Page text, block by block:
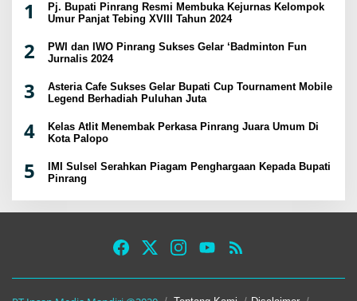
1
Pj. Bupati Pinrang Resmi Membuka Kejurnas Kelompok
Umur Panjat Tebing XVIII Tahun 2024
2
PWI dan IWO Pinrang Sukses Gelar ‘Badminton Fun
Jurnalis 2024
3
Asteria Cafe Sukses Gelar Bupati Cup Tournament Mobile
Legend Berhadiah Puluhan Juta
4
Kelas Atlit Menembak Perkasa Pinrang Juara Umum Di
Kota Palopo
5
IMI Sulsel Serahkan Piagam Penghargaan Kepada Bupati
Pinrang